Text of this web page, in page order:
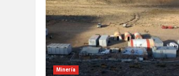
Minería